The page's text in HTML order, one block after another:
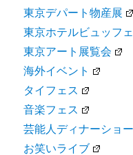
東京デパート物産展
東京ホテルビュッフェ
東京アート展覧会
海外イベント
タイフェス
音楽フェス
芸能人ディナーショー
お笑いライブ